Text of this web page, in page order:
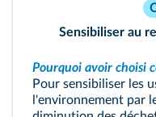
Sensibiliser au
Pourquoi avoir choisi
Pour sensibiliser les
l'environnement par